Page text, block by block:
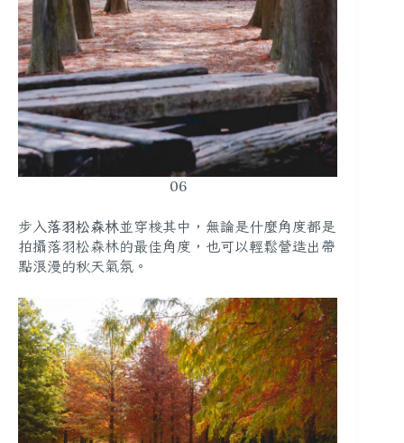
06
步入落羽松森林並穿梭其中，無論是什麼角度都是
拍攝落羽松森林的最佳角度，也可以輕鬆營造出帶
點浪漫的秋天氣氛。